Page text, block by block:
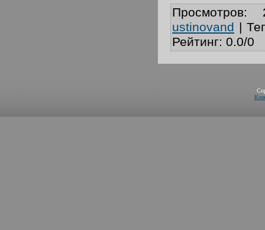
Просмотров:
ustinovand |
Рейтинг: 0.0/0